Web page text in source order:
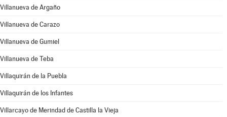
Villanueva de Argaño
Villanueva de Carazo
Villanueva de Gumiel
Villanueva de Teba
Villaquirán de la Puebla
Villaquirán de los Infantes
Villarcayo de Merindad de Castilla la Vieja